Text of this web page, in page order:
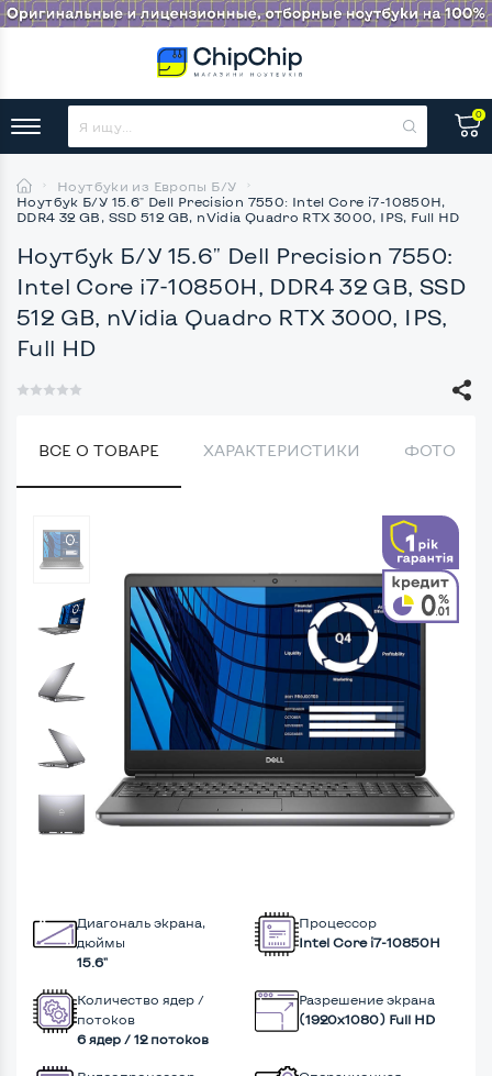
0
Ноутбуки из Европы Б/У
Ноутбук Б/У 15.6" Dell Precision 7550: Intel Core i7-10850H,
DDR4 32 GB, SSD 512 GB, nVidia Quadro RTX 3000, IPS, Full HD
Ноутбук Б/У 15.6" Dell Precision 7550:
Intel Core i7-10850H, DDR4 32 GB, SSD
512 GB, nVidia Quadro RTX 3000, IPS,
Full HD
ВСЕ О ТОВАРЕ ХАРАКТЕРИСТИКИ ФОТО
Диагональ экрана,
дюймы
15.6"
Процессор
Intel Core i7-10850H
Количество ядер /
потоков
6 ядер / 12 потоков
Разрешение экрана
(1920х1080) Full HD